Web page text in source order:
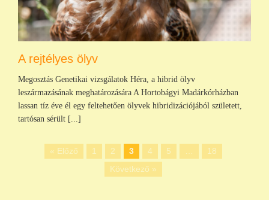
A rejtélyes ölyv
Megosztás Genetikai vizsgálatok Héra, a hibrid ölyv
leszármazásának meghatározására A Hortobágyi Madárkórházban
lassan tíz éve él egy feltehetően ölyvek hibridizációjából született,
tartósan sérült [...]
« Előző 1 2 3 4 5
18
Következő »